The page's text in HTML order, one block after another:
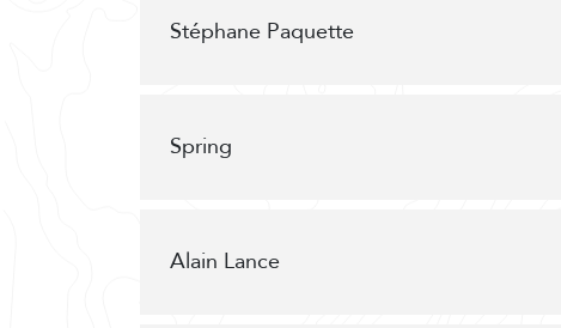
Stéphane Paquette
Spring
Alain Lance